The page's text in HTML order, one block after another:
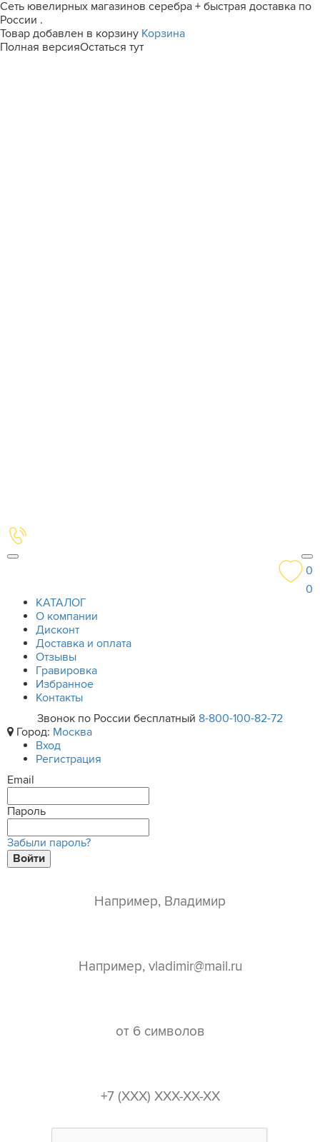
Сеть ювелирных магазинов серебра + быстрая доставка по
России .
Товар добавлен в корзину Корзина
Полная версияОстаться тут
0
0
КАТАЛОГ
О компании
Дисконт
Доставка и оплата
Отзывы
Гравировка
Избранное
Контакты
Звонок по России бесплатный 8-800-100-82-72
Город: Москва
Вход
Регистрация
Email
Пароль
Забыли пароль?
Войти